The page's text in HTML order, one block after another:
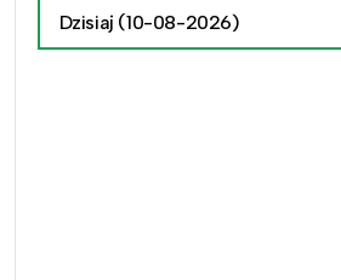
Dzisiaj (10-08-2026)